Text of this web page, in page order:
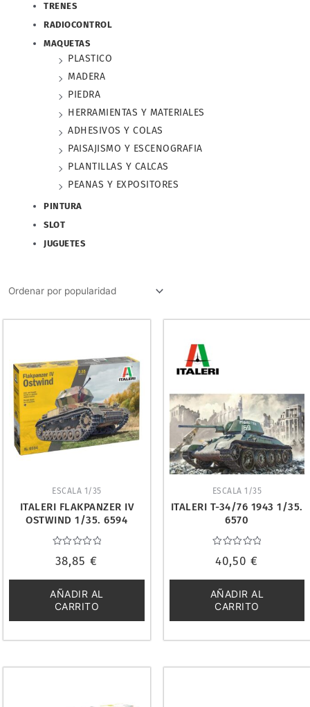
TRENES
RADIOCONTROL
MAQUETAS
PLASTICO
MADERA
PIEDRA
HERRAMIENTAS Y MATERIALES
ADHESIVOS Y COLAS
PAISAJISMO Y ESCENOGRAFIA
PLANTILLAS Y CALCAS
PEANAS Y EXPOSITORES
PINTURA
SLOT
JUGUETES
ESCALA 1/35
ITALERI FLAKPANZER IV
OSTWIND 1/35. 6594
con
de
5
38,85€
AÑADIR AL
CARRITO
ESCALA 1/35
ITALERI T-34/76 1943 1/35.
6570
con
de
5
40,50€
AÑADIR AL
CARRITO